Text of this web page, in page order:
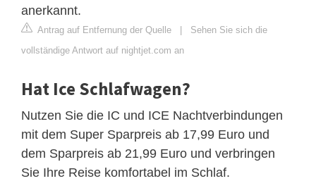
anerkannt.
Antrag auf Entfernung der Quelle
Sehen Sie sich die
vollständige Antwort auf nightjet.com an
Hat Ice Schlafwagen?
Nutzen Sie die IC und ICE Nachtverbindungen
mit dem Super Sparpreis ab 17,99 Euro und
dem Sparpreis ab 21,99 Euro und verbringen
Sie Ihre Reise komfortabel im Schlaf.